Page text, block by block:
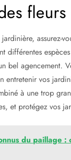
assurez-
différentes
bel agencement.
entretenir vos
à une trop
et protégez vos
du paillage